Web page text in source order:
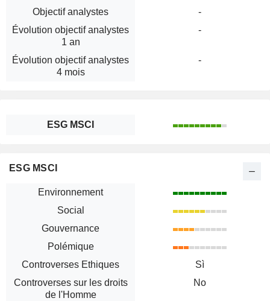
Objectif analystes
-
Évolution objectif analystes
1 an
-
Évolution objectif analystes
4 mois
-
ESG MSCI
ESG MSCI
Environnement
Social
Gouvernance
Polémique
Controverses Ethiques
Sì
Controverses sur les droits
de l'Homme
No